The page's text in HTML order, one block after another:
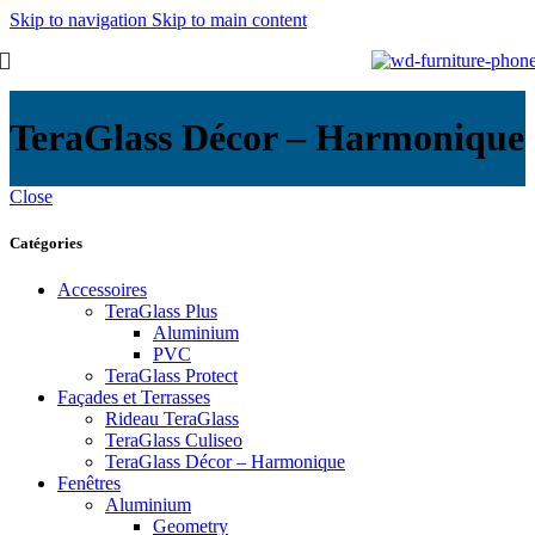
Skip to navigation Skip to main content
TeraGlass Décor – Harmonique
Close
Catégories
Accessoires
TeraGlass Plus
Aluminium
PVC
TeraGlass Protect
Façades et Terrasses
Rideau TeraGlass
TeraGlass Culiseo
TeraGlass Décor – Harmonique
Fenêtres
Aluminium
Geometry